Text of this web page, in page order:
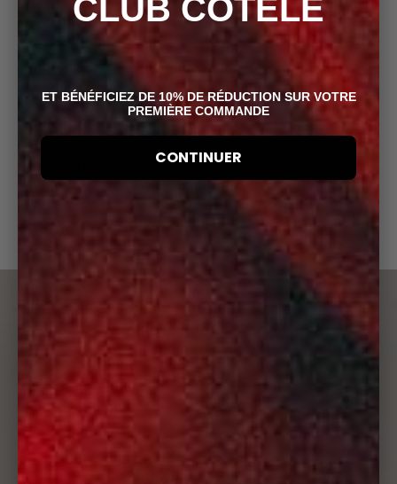
Notre trousse de toilette en velours Côtelé allie
élégance et responsabilité environnementale.
Composée de coton 100% biologique certifié GOTS,
son velours a été tissé en France dans le respect du
savoir-faire local. Le zip en aluminium YKK assure une
fermeture solide et durable, tandis que la doublure
en toile de coton garantit une utilisation agréable.
L'étiquette " = " tissée témoigne de notre
engagement en faveur du savoir-faire et de
CLUB CÔTELÉ
ET BÉNÉFICIEZ DE 10% DE RÉDUCTION SUR VOTRE
PREMIÈRE COMMANDE
CONTINUER